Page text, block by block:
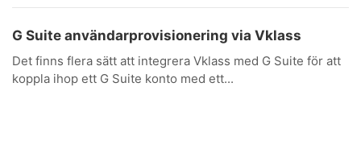
G Suite användarprovisionering via Vklass
Det finns flera sätt att integrera Vklass med G Suite för att
koppla ihop ett G Suite konto med ett...